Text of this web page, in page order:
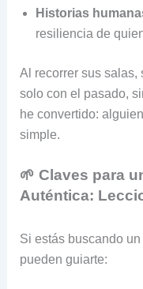
Historias
resiliencia de
Al recorrer sus salas,
solo con el pasado,
he convertido:
simple.
🌱 Claves para
Auténtica:
Si estás buscando
pueden guiarte: